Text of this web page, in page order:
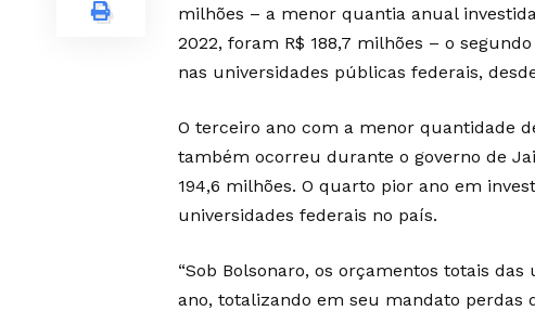
milhões – a menor quantia anual
2022, foram R$ 188,7 milhões – o
nas universidades públicas federais,
O terceiro ano com a menor quantidade
também ocorreu durante o governo de
194,6 milhões. O quarto pior ano em
universidades federais no país.
“Sob Bolsonaro, os orçamentos totais
ano, totalizando em seu mandato perdas